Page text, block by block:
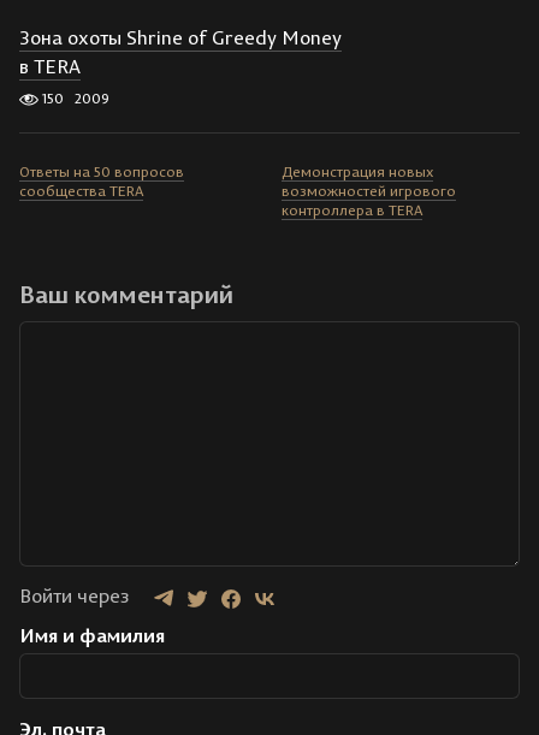
Зона охоты Shrine of Greedy Money
в TERA
150 2009
Ответы на 50 вопросов
сообщества TERA
Демонстрация новых
возможностей игрового
контроллера в TERA
Ваш комментарий
Войти через
Имя и фамилия
Эл. почта